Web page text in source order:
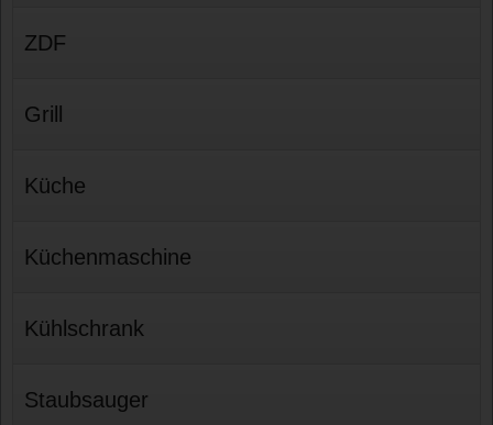
ZDF
Grill
Küche
Küchenmaschine
Kühlschrank
Staubsauger